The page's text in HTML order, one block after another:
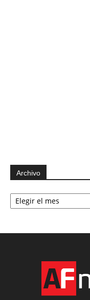
Archivo
Archivo